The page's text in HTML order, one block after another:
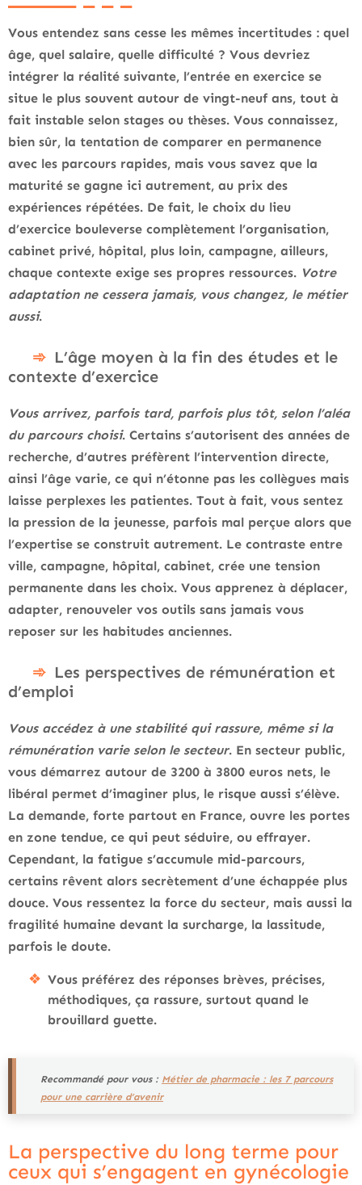
Vous entendez sans cesse les mêmes incertitudes : quel
âge, quel salaire, quelle difficulté ? Vous devriez
intégrer la réalité suivante, l’entrée en exercice se
situe le plus souvent autour de vingt-neuf ans, tout à
fait instable selon stages ou thèses. Vous connaissez,
bien sûr, la tentation de comparer en permanence
avec les parcours rapides, mais vous savez que la
maturité se gagne ici autrement, au prix des
expériences répétées. De fait, le choix du lieu
d’exercice bouleverse complètement l’organisation,
cabinet privé, hôpital, plus loin, campagne, ailleurs,
chaque contexte exige ses propres ressources. Votre
adaptation ne cessera jamais, vous changez, le métier
aussi.
L’âge moyen à la fin des études et le
contexte d’exercice
Vous arrivez, parfois tard, parfois plus tôt, selon l’aléa
du parcours choisi. Certains s’autorisent des années de
recherche, d’autres préfèrent l’intervention directe,
ainsi l’âge varie, ce qui n’étonne pas les collègues mais
laisse perplexes les patientes. Tout à fait, vous sentez
la pression de la jeunesse, parfois mal perçue alors que
l’expertise se construit autrement. Le contraste entre
ville, campagne, hôpital, cabinet, crée une tension
permanente dans les choix. Vous apprenez à déplacer,
adapter, renouveler vos outils sans jamais vous
reposer sur les habitudes anciennes.
Les perspectives de rémunération et
d’emploi
Vous accédez à une stabilité qui rassure, même si la
rémunération varie selon le secteur. En secteur public,
vous démarrez autour de 3200 à 3800 euros nets, le
libéral permet d’imaginer plus, le risque aussi s’élève.
La demande, forte partout en France, ouvre les portes
en zone tendue, ce qui peut séduire, ou effrayer.
Cependant, la fatigue s’accumule mid-parcours,
certains rêvent alors secrètement d’une échappée plus
douce. Vous ressentez la force du secteur, mais aussi la
fragilité humaine devant la surcharge, la lassitude,
parfois le doute.
Vous préférez des réponses brèves, précises,
méthodiques, ça rassure, surtout quand le
brouillard guette.
Recommandé pour vous : Métier de pharmacie : les 7 parcours
pour une carrière d’avenir
La perspective du long terme pour
ceux qui s’engagent en gynécologie